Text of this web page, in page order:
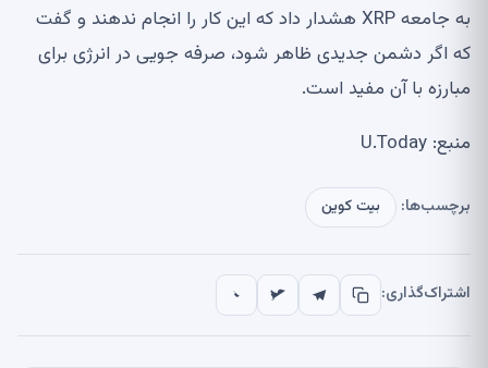
به جامعه XRP هشدار داد که این کار را انجام ندهند و گفت
که اگر دشمن جدیدی ظاهر شود، صرفه جویی در انرژی برای
مبارزه با آن مفید است.
منبع: U.Today
برچسب‌ها: بیت کوین
اشتراک‌گذاری: